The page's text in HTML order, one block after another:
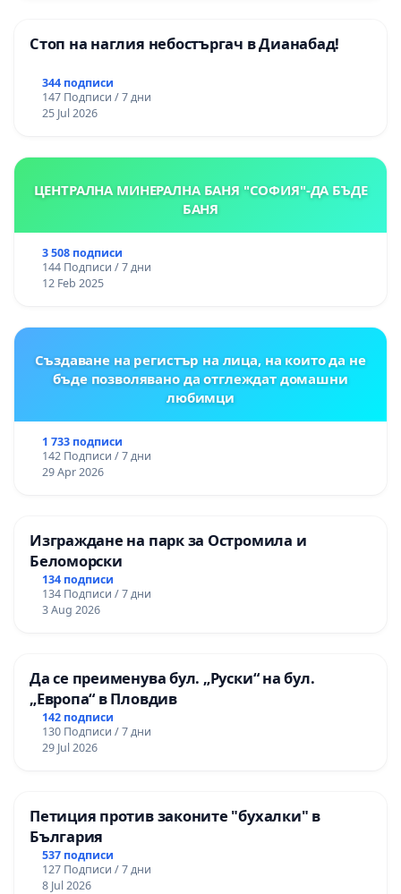
Стоп на наглия небостъргач в Дианабад!
344 подписи
147 Подписи / 7 дни
25 Jul 2026
ЦЕНТРАЛНА МИНЕРАЛНА БАНЯ "СОФИЯ"-ДА БЪДЕ
БАНЯ
3 508 подписи
144 Подписи / 7 дни
12 Feb 2025
Създаване на регистър на лица, на които да не
бъде позволявано да отглеждат домашни
любимци
1 733 подписи
142 Подписи / 7 дни
29 Apr 2026
Изграждане на парк за Остромила и
Беломорски
134 подписи
134 Подписи / 7 дни
3 Aug 2026
Да се преименува бул. „Руски“ на бул.
„Европа“ в Пловдив
142 подписи
130 Подписи / 7 дни
29 Jul 2026
Петиция против законите "бухалки" в
България
537 подписи
127 Подписи / 7 дни
8 Jul 2026